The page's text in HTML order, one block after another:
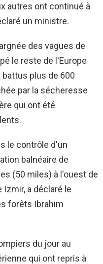
autres ont continué à
un ministre.
des vagues de
le reste de l'Europe
plus de 600
par la sécheresse
qui ont été
le contrôle d'un
balnéaire de
(50 miles) à l'ouest de
Izmir, a déclaré le
forêts Ibrahim
du jour au
qui ont repris à